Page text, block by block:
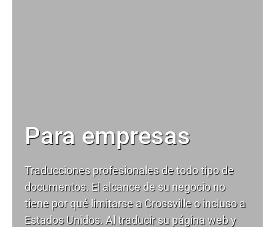
Para empresas
Traducciones profesionales de todo tipo de
documentos. El alcance de su negocio no
tiene por qué limitarse a Crossville o incluso a
Estados Unidos. Al traducir su página web y